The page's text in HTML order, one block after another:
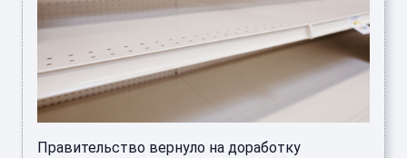
Правительство вернуло на доработку